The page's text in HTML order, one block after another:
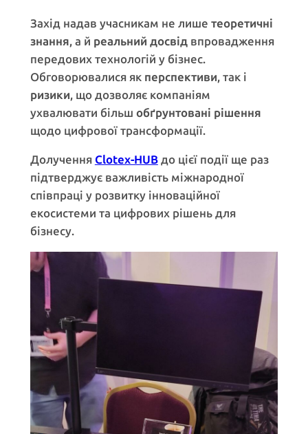
Захід надав учасникам не лише теоретичні
знання, а й реальний досвідвпровадження
передових технологій у бізнес.
Обговорювалися як перспективи, так і
ризики, що дозволяє компаніям
ухвалювати більш обґрунтовані рішення
щодо цифрової трансформації.
Долучення Clotex-HUBдо цієї події ще раз
підтверджує важливість міжнародної
співпраці у розвитку інноваційної
екосистеми та цифрових рішень для
бізнесу.